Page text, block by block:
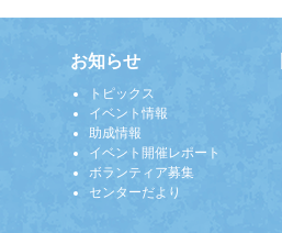
お知らせ
トピックス
イベント情報
助成情報
イベント開催レポート
ボランティア募集
センターだより